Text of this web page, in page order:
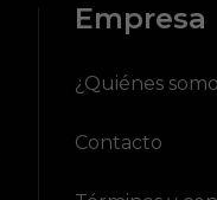
Empresa
¿Quiénes
Contacto